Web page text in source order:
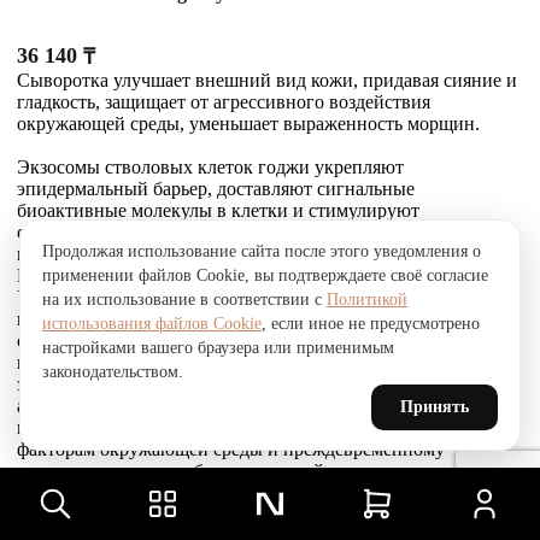
36 140 ₸
Сыворотка улучшает внешний вид кожи, придавая сияние и
гладкость, защищает от агрессивного воздействия
окружающей среды, уменьшает выраженность морщин.
Экзосомы стволовых клеток годжи укрепляют
эпидермальный барьер, доставляют сигнальные
биоактивные молекулы в клетки и стимулируют
собственное выделение экзосом кожей. Это усиливает
выработку коллагена, эластина и гликозаминогликанов.
Комплекс Telosense Active продлевает жизнь клеток.
Укрепляющий пептид восстанавливает и усиливает связи
между фибробластами и внеклеточным матриксом,
стимулирует выработку коллагена I и VI типов, обеспечивая
прочное соединение эпидермиса и дермы, что приводит к
заметному сокращению морщин. Стволовые клетки
альпийской розы защищают, поддерживают и
восстанавливают устойчивость кожи к агрессивным
факторам окружающей среды и преждевременному
старению, улучшают барьерные свойства.
Товар был добавлен
В СРАВНЕНИЕ
Продолжая использование сайта после этого уведомления о
применении файлов Cookie, вы подтверждаете своё согласие
на их использование в соответствии с Политикой
использования файлов Cookie, если иное не предусмотрено
настройками вашего браузера или применимым
законодательством.
Принять